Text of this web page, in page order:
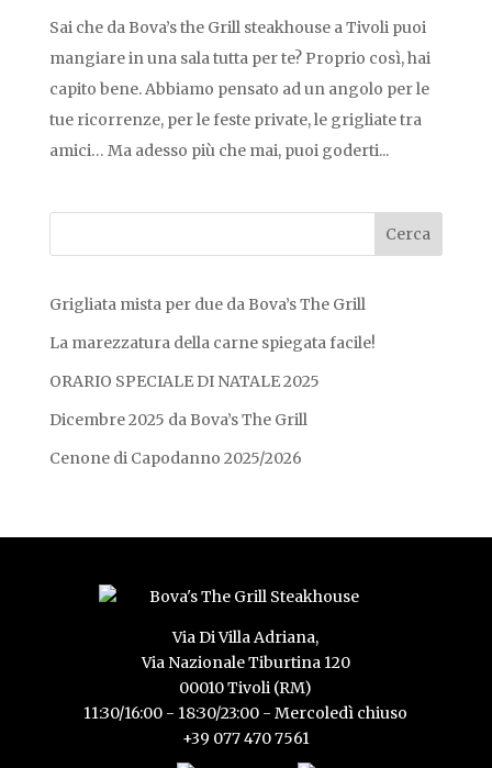
Sai che da Bova’s the Grill steakhouse a Tivoli puoi
mangiare in una sala tutta per te? Proprio così, hai
capito bene. Abbiamo pensato ad un angolo per le
tue ricorrenze, per le feste private, le grigliate tra
amici… Ma adesso più che mai, puoi goderti...
Grigliata mista per due da Bova’s The Grill
La marezzatura della carne spiegata facile!
ORARIO SPECIALE DI NATALE 2025
Dicembre 2025 da Bova’s The Grill
Cenone di Capodanno 2025/2026
Via Di Villa Adriana,
Via Nazionale Tiburtina 120
00010 Tivoli (RM)
11:30/16:00 - 18:30/23:00 - Mercoledì chiuso
+39 077 470 7561